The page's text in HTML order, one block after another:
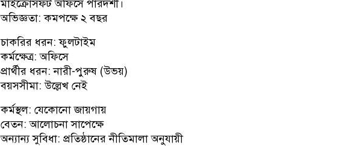
মাইক্রোসফট অফিসে পারদর্শী।
অভিজ্ঞতা: কমপক্ষে ২ বছর
চাকরির ধরন: ফুলটাইম
কর্মক্ষেত্র: অফিসে
প্রার্থীর ধরন: নারী-পুরুষ (উভয়)
বয়সসীমা: উল্লেখ নেই
কর্মস্থল: যেকোনো জায়গায়
বেতন: আলোচনা সাপেক্ষে
অন্যান্য সুবিধা: প্রতিষ্ঠানের নীতিমালা অনুযায়ী